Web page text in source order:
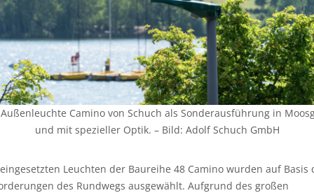
Camino von Schuch als Sonderausführung in
und mit spezieller Optik. – Bild: Adolf Schuch GmbH
Leuchten der Baureihe 48 Camino wurden auf Basis
des Rundwegs ausgewählt. Aufgrund des großen